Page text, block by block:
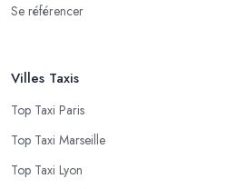
Se référencer
Villes Taxis
Top Taxi Paris
Top Taxi Marseille
Top Taxi Lyon